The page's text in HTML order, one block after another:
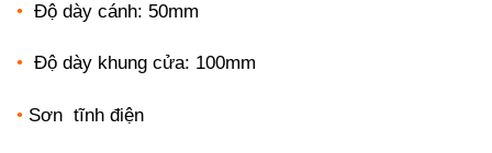
• Độ dày cánh: 50mm
• Độ dày khung cửa: 100mm
• Sơn tĩnh điện